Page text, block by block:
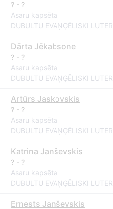
? - ?
Asaru kapsēta
DUBULTU EVAŅĢĒLISKI
Dārta Jēkabsone
? - ?
Asaru kapsēta
DUBULTU EVAŅĢĒLISKI
Artūrs Jaskovskis
? - ?
Asaru kapsēta
DUBULTU EVAŅĢĒLISKI
Katrina Janševskis
? - ?
Asaru kapsēta
DUBULTU EVAŅĢĒLISKI
Ernests Janševskis